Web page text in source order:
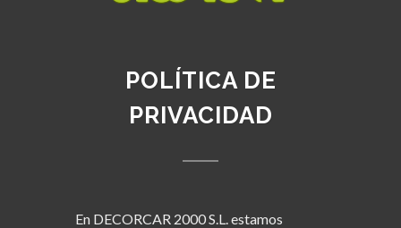
POLÍTICA DE
PRIVACIDAD
En DECORCAR 2000 S.L. estamos